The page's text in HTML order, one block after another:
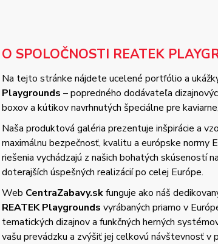
O SPOLOČNOSTI REATEK
Na tejto stránke nájdete ucelené portfólio a
Playgrounds – popredného dodávateľa
boxov a kútikov navrhnutých špeciálne pre
Naša produktová galéria prezentuje inšpirácie a
maximálnu bezpečnosť, kvalitu a európske
riešenia vychádzajú z našich bohatých skúseností
doterajších úspešných realizácií po celej Európe.
Web CentraZabavy.skfunguje ako náš
REATEK Playgrounds vyrábaných priamo v
tematických dizajnov a funkčných herných
vašu prevádzku a zvýšiť jej celkovú návštevnosť v